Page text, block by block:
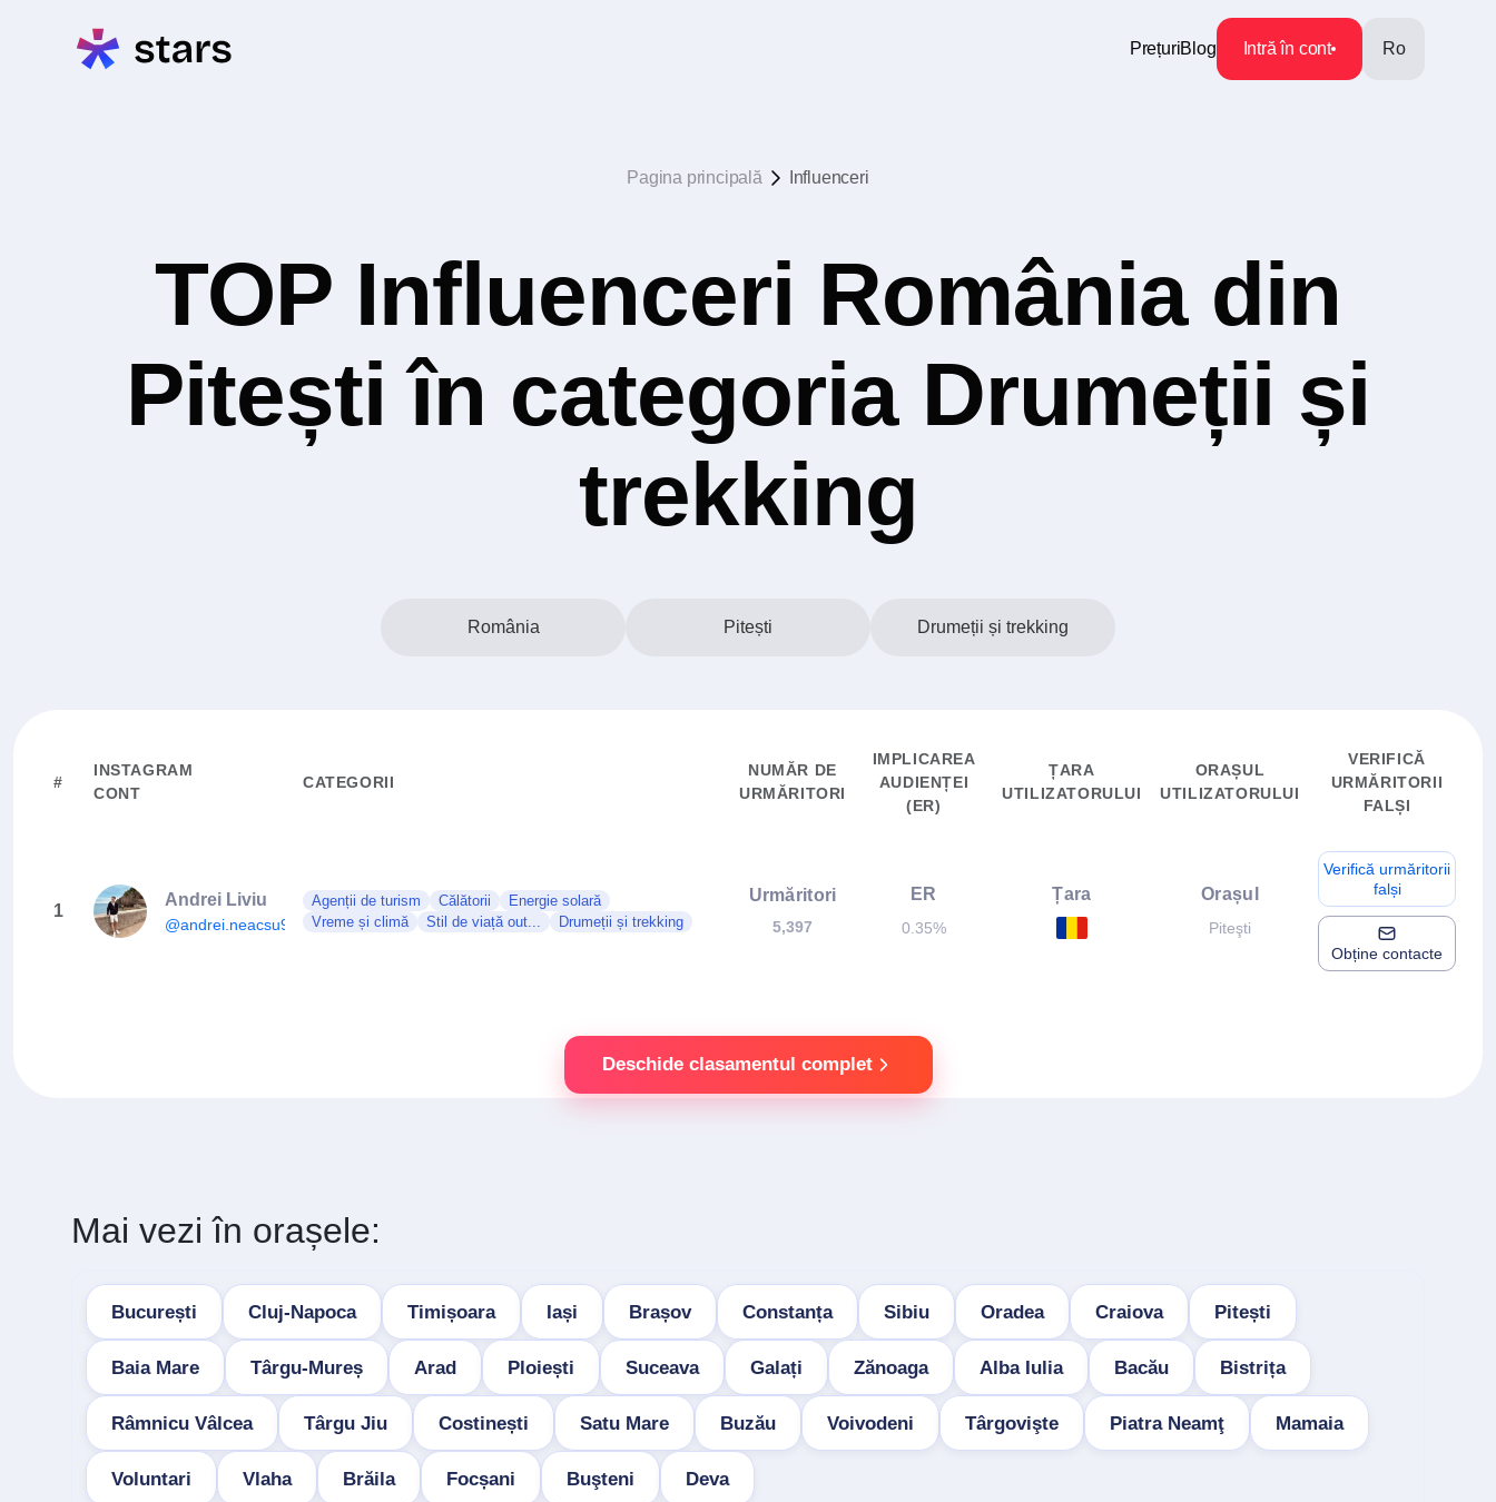
PrețuriBlog Intră în cont Ro
Pagina principală Influenceri
TOP Influenceri România din
Pitești în categoria Drumeții și
trekking
România Pitești Drumeții și trekking
#
INSTAGRAM
CONT
CATEGORII
NUMĂR DE
URMĂRITORI
IMPLICAREA
AUDIENȚEI
(ER)
ȚARA
UTILIZATORULUI
ORAȘUL
UTILIZATORULUI
VERIFICĂ
URMĂRITORII
FALȘI
1
Andrei Liviu
@andrei.neacsu96
Agenții de turism Călătorii
Energie solară
Vreme și climă
Stil de viață out... Drumeții și trekking
Urmăritori
5,397
ER
0.35%
Țara Orașul
Piteşti
Verifică urmăritorii
falși
Obține contacte
Deschide clasamentul complet
Mai vezi în orașele:
București Cluj-Napoca Timișoara Iași Brașov Constanța Sibiu Oradea Craiova Pitești
Baia Mare Târgu-Mureș Arad Ploiești Suceava Galați Zănoaga Alba Iulia Bacău Bistrița
Râmnicu Vâlcea Târgu Jiu Costinești Satu Mare Buzău Voivodeni Târgovişte Piatra Neamţ Mamaia
Voluntari Vlaha Brăila Focșani Buşteni Deva